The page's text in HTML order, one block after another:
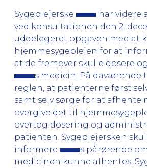
Sygeplejerske
har videre
ved konsultationen den 2.
uddelegeret opgaven med at
hjemmesygeplejen for at
at de fremover skulle dosere
s medicin. På daværende
reglen, at patienterne først
samt selv sørge for at afhente
overgive det til
overtog dosering og
patienten. Sygeplejersken
informere
s pårørende
medicinen kunne afhentes.